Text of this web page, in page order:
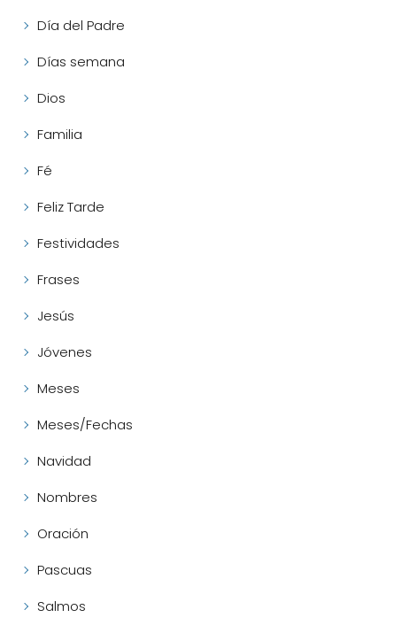
Día del Padre
Días semana
Dios
Familia
Fé
Feliz Tarde
Festividades
Frases
Jesús
Jóvenes
Meses
Meses/Fechas
Navidad
Nombres
Oración
Pascuas
Salmos